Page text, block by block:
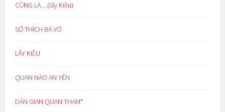
CŨNG LÀ…(lẩy Kiều)
SỞ THÍCH BÁ VƠ
LẨY KIỀU
QUAN NÀO AN YÊN
DÂN GIAN QUAN THAM*